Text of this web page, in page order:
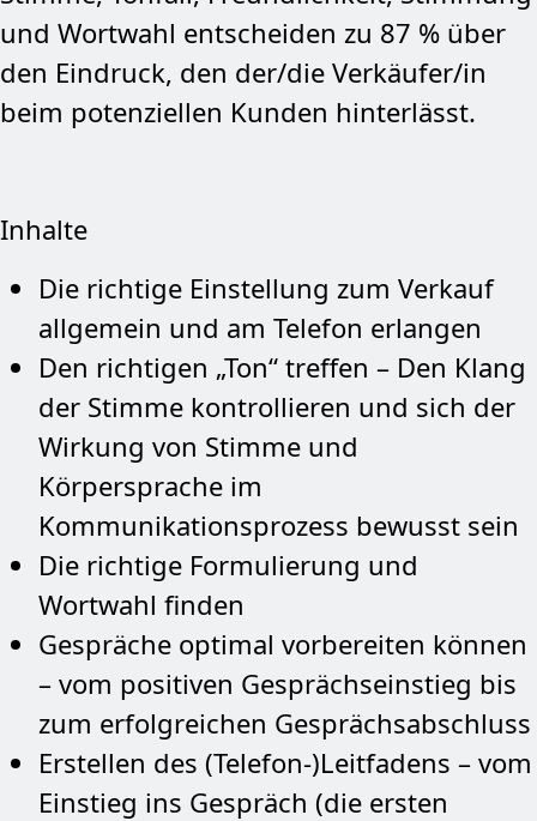
und Wortwahl entscheiden zu 87 % über
den Eindruck, den der/die Verkäufer/in
beim potenziellen Kunden hinterlässt.
Inhalte
Die richtige Einstellung zum Verkauf
allgemein und am Telefon erlangen
Den richtigen „Ton“ treffen – Den Klang
der Stimme kontrollieren und sich der
Wirkung von Stimme und
Körpersprache im
Kommunikationsprozess bewusst sein
Die richtige Formulierung und
Wortwahl finden
Gespräche optimal vorbereiten können
– vom positiven Gesprächseinstieg bis
zum erfolgreichen Gesprächsabschluss
Erstellen des (Telefon-)Leitfadens – vom
Einstieg ins Gespräch (die ersten